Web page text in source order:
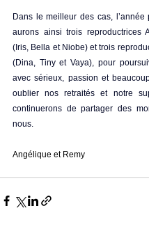
Dans le meilleur des cas, l’année
aurons ainsi trois reproductrices
(Iris, Bella et Niobe) et trois
(Dina, Tiny et Vaya), pour
avec sérieux, passion et
oublier nos retraités et notre
continuerons de partager des
nous.
Angélique et Remy